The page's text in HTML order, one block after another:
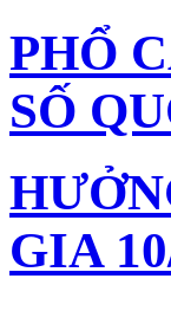
PHỔ
SỐ
GIA